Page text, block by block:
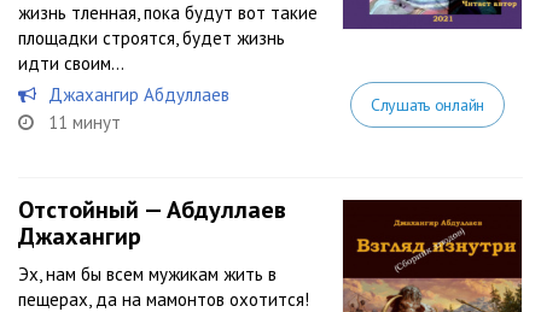
жизнь тленная, пока будут вот такие
площадки строятся, будет жизнь
идти своим...
Джахангир Абдуллаев
11 минут
Слушать онлайн
Отстойный — Абдуллаев
Джахангир
Эх, нам бы всем мужикам жить в
пещерах, да на мамонтов охотится!